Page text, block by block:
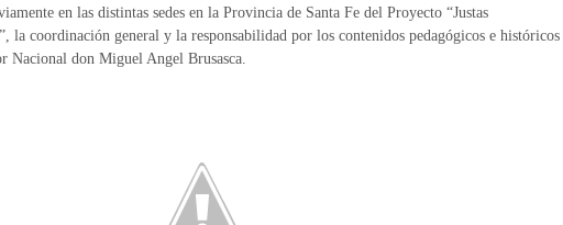
en las distintas sedes en la Provincia de Santa Fe del Proyecto “Justas
la coordinación general y la responsabilidad por los contenidos pedagógicos e históricos
Nacional don Miguel Angel Brusasca.